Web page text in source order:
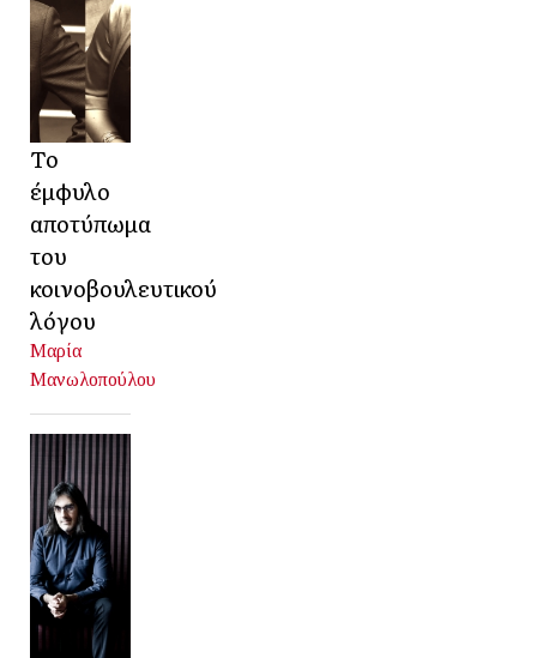
Το
έμφυλο
αποτύπωμα
του
κοινοβουλευτικού
λόγου
Μαρία
Μανωλοπούλου